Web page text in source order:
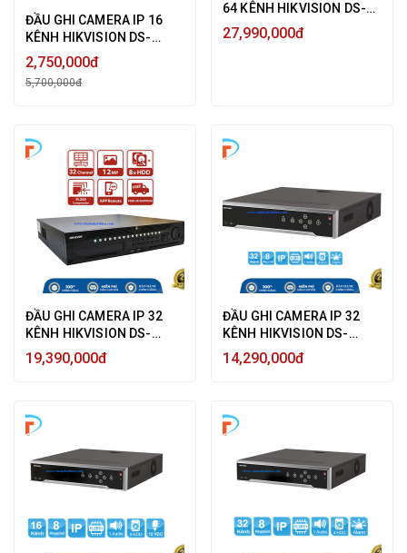
ĐẦU GHI CAMERA IP 16
KÊNH HIKVISION DS-
7616NXI-K1 ULTRA HD 4K
12MP AI NHẬN DIỆN
KHUÔN MẶT - HÀNG
2,750,000đ
5,700,000đ
64 KÊNH HIKVISION DS-
9664NI-I8 ULTRA HD 4K
12MP, HỖ TRỢ 8 SATA HDD
27,990,000đ
ĐẦU GHI CAMERA IP 32
KÊNH HIKVISION DS-
9632NI-I8 12MP, 8 HDD
SATA - HÀNG CHÍNH
19,390,000đ
ĐẦU GHI CAMERA IP 32
KÊNH HIKVISION DS-
8632NI-K8, 8 SATA HDD,
HDMI 4K, VGA, ESATA,
14,290,000đ